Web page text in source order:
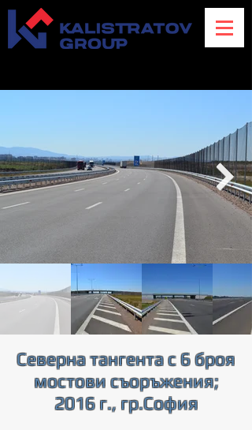
Северна тангента с 6 броя
мостови съоръжения;
2016 г., гр.София